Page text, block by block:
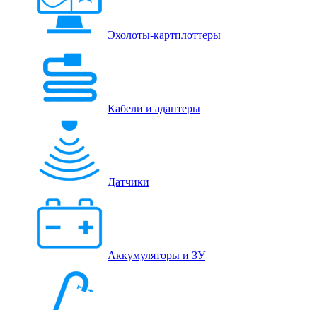
Эхолоты-картплоттеры
Кабели и адаптеры
Датчики
Аккумуляторы и ЗУ